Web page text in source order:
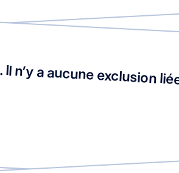
a aucune exclusion